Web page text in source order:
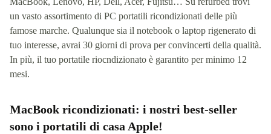
un vasto assortimento di PC portatili ricondizionati delle più
famose marche. Qualunque sia il notebook o laptop rigenerato di
tuo interesse, avrai 30 giorni di prova per convincerti della qualità.
In più, il tuo portatile riocndizionato è garantito per minimo 12
mesi.
MacBook ricondizionati: i nostri best-seller
sono i portatili di casa Apple!